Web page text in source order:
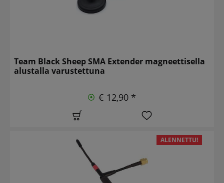
Team Black Sheep SMA Extender magneettisella
alustalla varustettuna
€ 12,90 *
ALENNETTU!